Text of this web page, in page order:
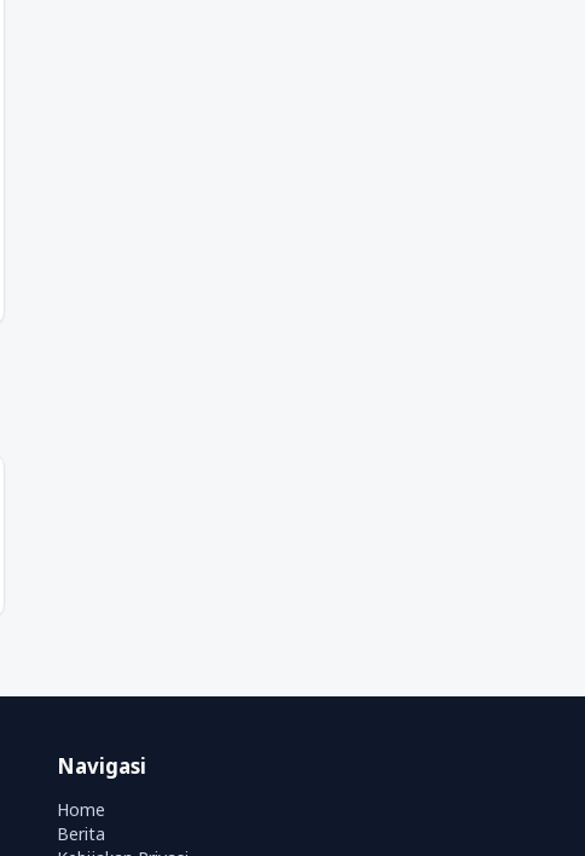
Navigasi
Home
Berita